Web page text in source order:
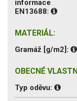
informace
EN13688:
MATERIÁL:
Gramáž [g/m2]:
OBECNÉ
Typ oděvu: